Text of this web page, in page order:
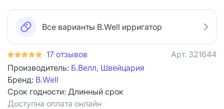
Все варианты B.Well ирригатор
17 отзывов Арт. 321644
Производитель: Б.Велл, Швейцария
Бренд: B.Well
Срок годности: Длинный срок
Доступна оплата онлайн